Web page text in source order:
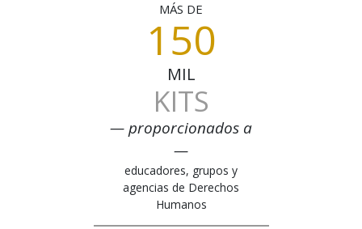
MÁS DE
150
MIL
KITS
— proporcionados a
—
educadores, grupos y
agencias de Derechos
Humanos